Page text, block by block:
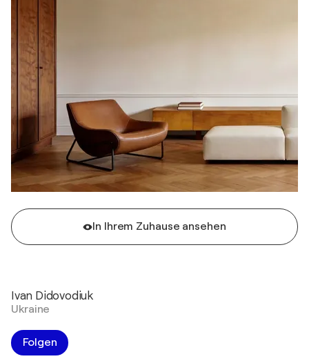
In Ihrem Zuhause ansehen
Ivan Didovodiuk
Ukraine
Folgen